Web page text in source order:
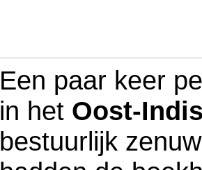
Een paar keer
in het Oost-
bestuurlijk